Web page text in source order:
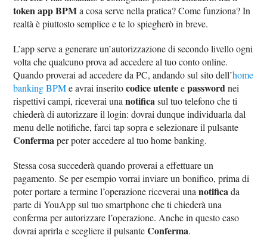
token app BPMa cosa serve nella pratica? Come funziona? In
realtà è piuttosto semplice e te lo spiegherò in breve.
L’app serve a generare un’autorizzazione di secondo livello ogni
volta che qualcuno prova ad accedere al tuo conto online.
Quando proverai ad accedere da PC, andando sul sito dell’home
banking BPMe avrai inseritocodice utenteepasswordnei
rispettivi campi, riceverai unanotificasul tuo telefono che ti
chiederà di autorizzare il login: dovrai dunque individuarla dal
menu delle notifiche, farci tap sopra e selezionare il pulsante
Confermaper poter accedere al tuo home banking.
Stessa cosa succederà quando proverai a effettuare un
pagamento. Se per esempio vorrai inviare un bonifico, prima di
poter portare a termine l’operazione riceverai unanotificada
parte di YouApp sul tuo smartphone che ti chiederà una
conferma per autorizzare l’operazione. Anche in questo caso
dovrai aprirla e scegliere il pulsanteConferma.